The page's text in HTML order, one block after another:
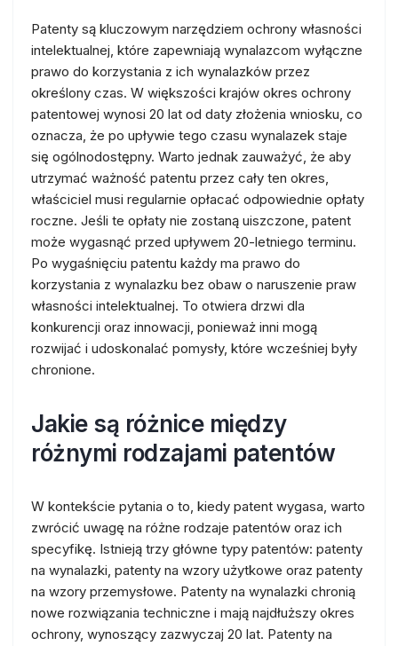
Patenty są kluczowym narzędziem ochrony własności
intelektualnej, które zapewniają wynalazcom wyłączne
prawo do korzystania z ich wynalazków przez
określony czas. W większości krajów okres ochrony
patentowej wynosi 20 lat od daty złożenia wniosku, co
oznacza, że po upływie tego czasu wynalazek staje
się ogólnodostępny. Warto jednak zauważyć, że aby
utrzymać ważność patentu przez cały ten okres,
właściciel musi regularnie opłacać odpowiednie opłaty
roczne. Jeśli te opłaty nie zostaną uiszczone, patent
może wygasnąć przed upływem 20-letniego terminu.
Po wygaśnięciu patentu każdy ma prawo do
korzystania z wynalazku bez obaw o naruszenie praw
własności intelektualnej. To otwiera drzwi dla
konkurencji oraz innowacji, ponieważ inni mogą
rozwijać i udoskonalać pomysły, które wcześniej były
chronione.
Jakie są różnice między
różnymi rodzajami patentów
W kontekście pytania o to, kiedy patent wygasa, warto
zwrócić uwagę na różne rodzaje patentów oraz ich
specyfikę. Istnieją trzy główne typy patentów: patenty
na wynalazki, patenty na wzory użytkowe oraz patenty
na wzory przemysłowe. Patenty na wynalazki chronią
nowe rozwiązania techniczne i mają najdłuższy okres
ochrony, wynoszący zazwyczaj 20 lat. Patenty na